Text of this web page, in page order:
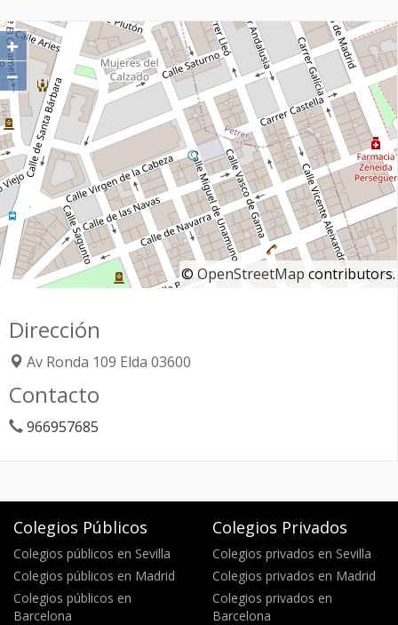
+
−
©OpenStreetMap contributors.
Dirección
Av Ronda 109 Elda 03600
Contacto
966957685
Colegios Públicos
Colegios públicos en Sevilla
Colegios públicos en Madrid
Colegios públicos en
Barcelona
Colegios Privados
Colegios privados en Sevilla
Colegios privados en Madrid
Colegios privados en
Barcelona